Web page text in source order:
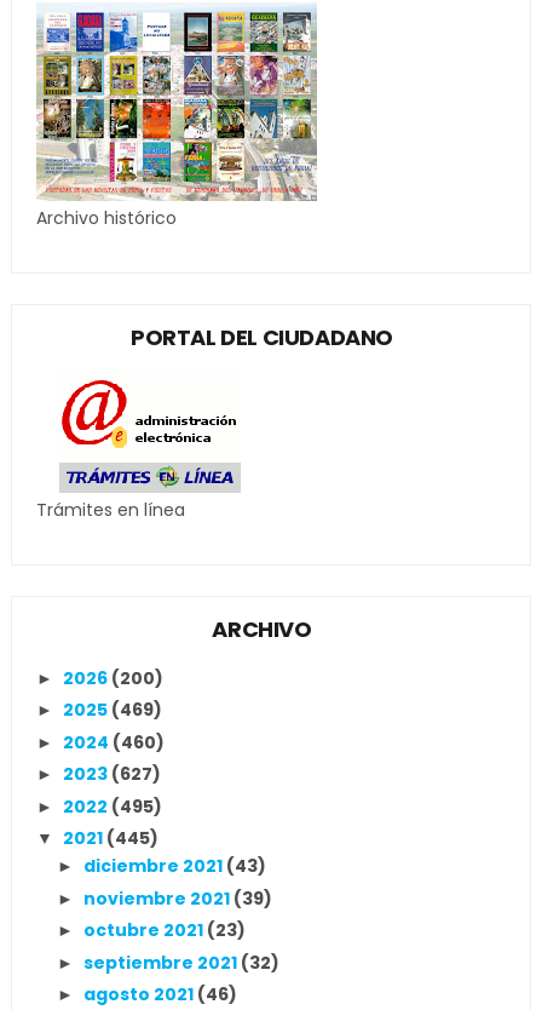
Archivo histórico
PORTAL DEL CIUDADANO
Trámites en línea
ARCHIVO
► 2026 (200)
► 2025 (469)
► 2024 (460)
► 2023 (627)
► 2022 (495)
▼ 2021 (445)
► diciembre 2021 (43)
► noviembre 2021 (39)
► octubre 2021 (23)
► septiembre 2021 (32)
► agosto 2021 (46)